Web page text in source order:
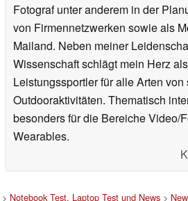
Fotograf unter anderem in der
von Firmennetzwerken sowie als
Mailand. Neben meiner
Wissenschaft schlägt mein Herz
Leistungssportler für alle Arten von
Outdooraktivitäten. Thematisch
besonders für die Bereiche Video/
Wearables.
> Notebook Test, Laptop Test und News >